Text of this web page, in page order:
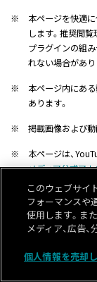
※
本ページを快適
します。推奨閲
プラグインの組
れない場合があり
※
本ページ内にあ
あります。
※
掲載画像および動
※
本ページは、
メディア公式ア
このウェブサイ
フォーマンスや
使用します。ま
メディア、広告
個人情報を売却